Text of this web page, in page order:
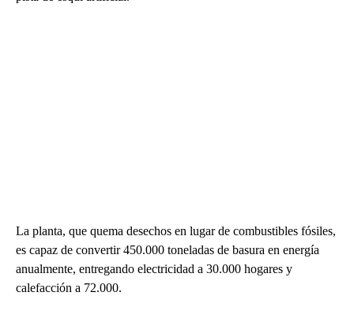
La planta, que quema desechos en lugar de combustibles fósiles,
es capaz de convertir 450.000 toneladas de basura en energía
anualmente, entregando electricidad a 30.000 hogares y
calefacción a 72.000.